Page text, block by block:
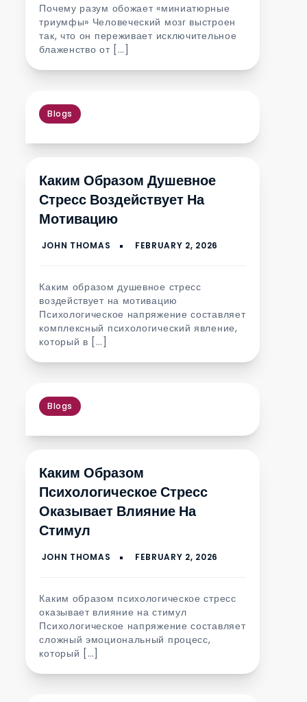
Почему разум обожает «миниатюрные
триумфы» Человеческий мозг выстроен
так, что он переживает исключительное
блаженство от […]
Blogs
Каким Образом Душевное
Стресс Воздействует На
Мотивацию
Каким образом душевное стресс
воздействует на мотивацию
Психологическое напряжение составляет
комплексный психологический явление,
который в […]
Blogs
Каким Образом
Психологическое Стресс
Оказывает Влияние На
Стимул
Каким образом психологическое стресс
оказывает влияние на стимул
Психологическое напряжение составляет
сложный эмоциональный процесс,
который […]